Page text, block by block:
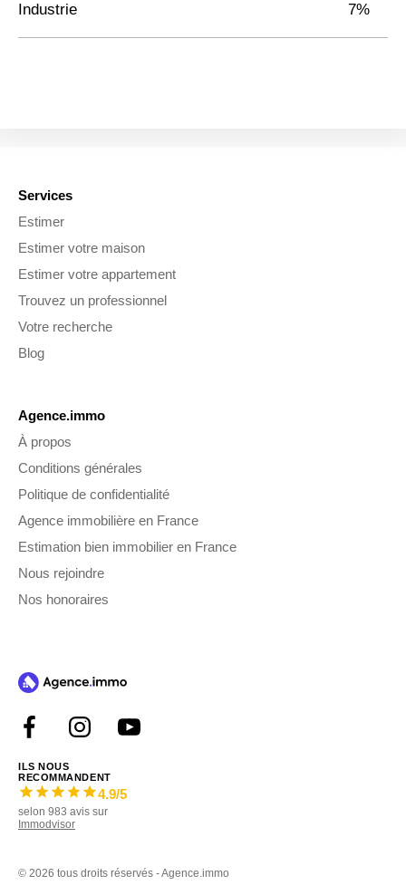
Industrie 7%
Services
Estimer
Estimer votre maison
Estimer votre appartement
Trouvez un professionnel
Votre recherche
Blog
Agence.immo
À propos
Conditions générales
Politique de confidentialité
Agence immobilière en France
Estimation bien immobilier en France
Nous rejoindre
Nos honoraires
ILS NOUS
RECOMMANDENT
4.9/5
selon 983 avis sur
Immodvisor
© 2026 tous droits réservés - Agence.immo